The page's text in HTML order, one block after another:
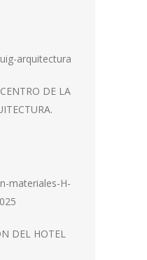
DE LA
DEL HOTEL